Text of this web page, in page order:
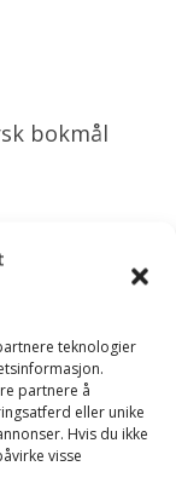
teknologier
partnere å
eller unike
Hvis du ikke
visse
bokmål